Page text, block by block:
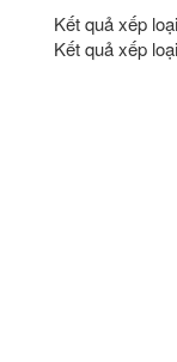
Kết quả xếp
Kết quả xếp